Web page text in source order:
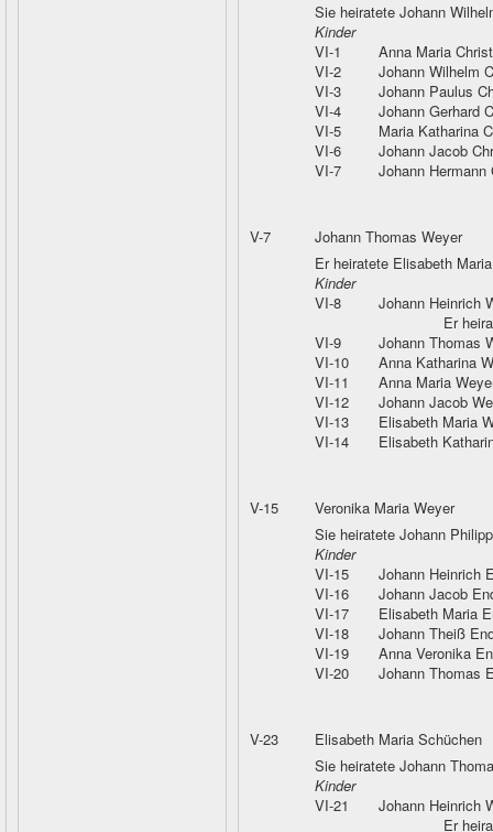
Sie heiratete Johann
Kinder
VI-1
Anna Maria
VI-2
Johann Wilhelm
VI-3
Johann Paulus
VI-4
Johann Gerhard
VI-5
Maria Katharina
VI-6
Johann Jacob
VI-7
Johann Hermann
V-7
Johann Thomas Weyer
Er heiratete Elisabeth
Kinder
VI-8
Johann Heinrich
Er
VI-9
Johann Thomas
VI-10
Anna Katharina
VI-11
Anna Maria
VI-12
Johann Jacob
VI-13
Elisabeth Maria
VI-14
Elisabeth
V-15
Veronika Maria Weyer
Sie heiratete Johann
Kinder
VI-15
Johann Heinrich
VI-16
Johann Jacob
VI-17
Elisabeth Maria
VI-18
Johann Theiß
VI-19
Anna Veronika
VI-20
Johann Thomas
V-23
Elisabeth Maria Schüchen
Sie heiratete Johann
Kinder
VI-21
Johann Heinrich
Er